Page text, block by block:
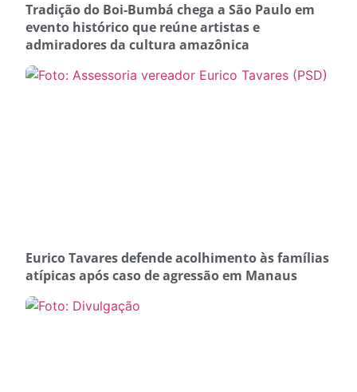
Tradição do Boi-Bumbá chega a São Paulo em
evento histórico que reúne artistas e
admiradores da cultura amazônica
Eurico Tavares defende acolhimento às famílias
atípicas após caso de agressão em Manaus